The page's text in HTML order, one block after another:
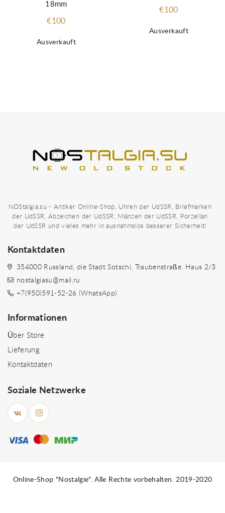
Ausverkauft
18mm
€100
Ausverkauft
€100
NOStalgia.su - Antiker Online-Shop, Uhren der UdSSR, Briefmarken
der UdSSR, Abzeichen der UdSSR, Münzen der UdSSR, Porzellan
der UdSSR und vieles mehr in ausnahmslos besserer Sicherheit!
Kontaktdaten
354000 Russland, die Stadt Sotschi, Traubenstraße. Haus 2/3
nostalgiasu@mail.ru
+7(950)591-52-26 (WhatsApp)
Informationen
Über Store
Lieferung
Kontaktdaten
Soziale Netzwerke
Online-Shop "Nostalgie". Alle Rechte vorbehalten. 2019-2020